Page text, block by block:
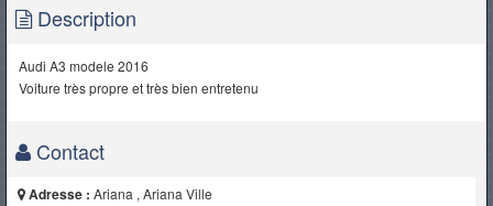
Description
Audi A3 modele 2016
Voiture très propre et très bien entretenu
Contact
Adresse : Ariana , Ariana Ville